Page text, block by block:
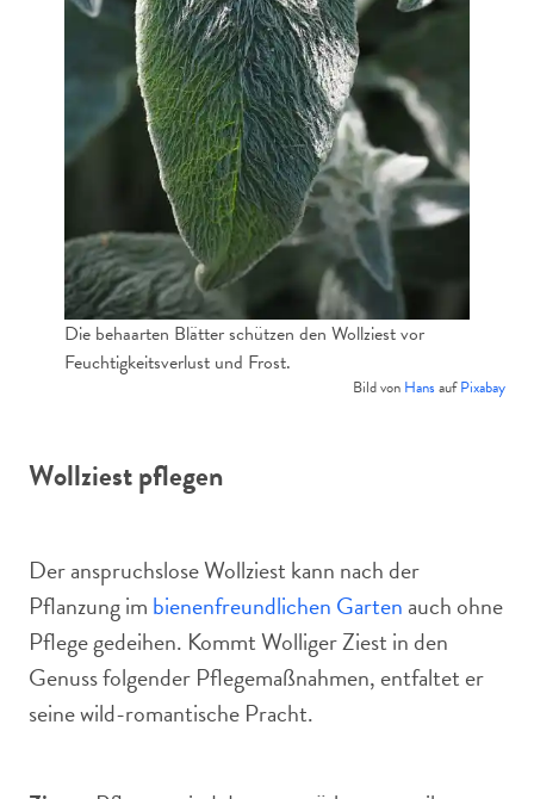
Die behaarten Blätter schützen den Wollziest vor
Feuchtigkeitsverlust und Frost.
Bild von Hans aufPixabay
Wollziest pflegen
Der anspruchslose Wollziest kann nach der
Pflanzung im bienenfreundlichen Garten auch ohne
Pflege gedeihen. Kommt Wolliger Ziest in den
Genuss folgender Pflegemaßnahmen, entfaltet er
seine wild-romantische Pracht.